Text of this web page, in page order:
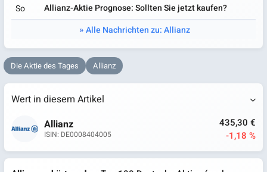
So
Allianz-Aktie Prognose: Sollten Sie jetzt kaufen?
Alle Nachrichten zu: Allianz
Die Aktie des Tages Allianz
Wert in diesem Artikel
Allianz
ISIN: DE0008404005
435,30 €
-1,18 %